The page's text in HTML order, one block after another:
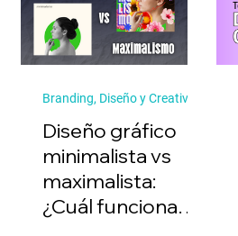
Diseño gráfico
minimalista vs
maximalista:
¿Cuál funciona